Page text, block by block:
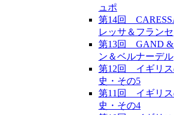
ュポ
第14回
レッサ＆フランセ
第13回 GAND &
ン＆ベルナーデル
第12回 イギリス
史・その5
第11回 イギリス
史・その4